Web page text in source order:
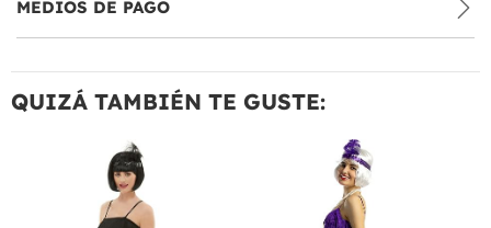
MEDIOS DE PAGO
QUIZÁ TAMBIÉN TE GUSTE: